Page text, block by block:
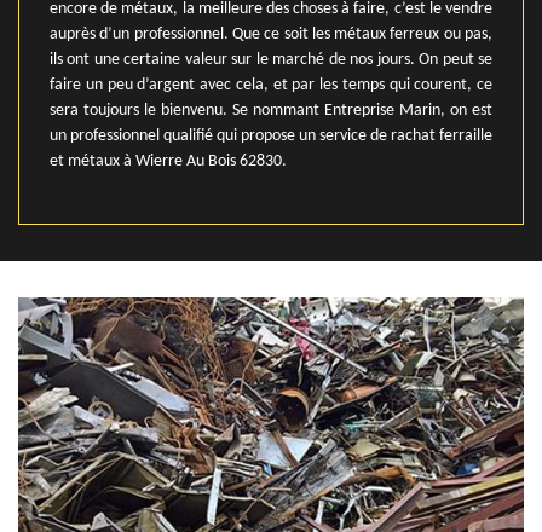
encore de métaux, la meilleure des choses à faire, c’est le vendre
auprès d’un professionnel. Que ce soit les métaux ferreux ou pas,
ils ont une certaine valeur sur le marché de nos jours. On peut se
faire un peu d’argent avec cela, et par les temps qui courent, ce
sera toujours le bienvenu. Se nommant Entreprise Marin, on est
un professionnel qualifié qui propose un service de rachat ferraille
et métaux à Wierre Au Bois 62830.